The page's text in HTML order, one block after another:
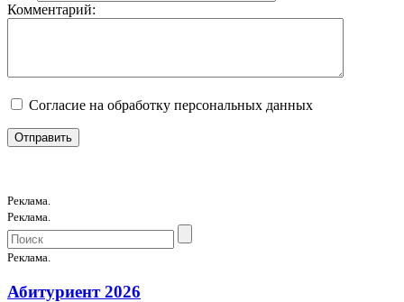
Комментарий:
Согласие на обработку персональных данных
Реклама.
Реклама.
Реклама.
Абитуриент 2026